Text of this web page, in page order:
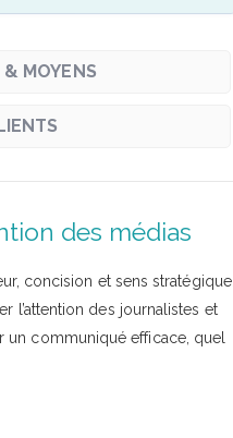
MOYENS
des médias
concision et sens stratégique.
l’attention des journalistes et
un communiqué efficace, quel